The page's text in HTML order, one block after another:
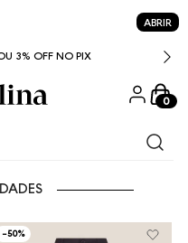
ABRIR
3% OFF NO PIX
0
-50%